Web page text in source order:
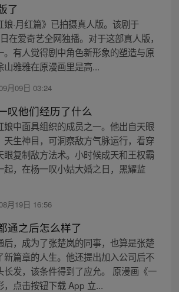
了
·月红篇》已拍摄真人版。该剧于
在爱奇艺全网独播。对于这部真人版，
。有人觉得剧中角色新形象的塑造与原
山雅雅在原漫画里是高...
月09日 03:24
叹他们经历了什么
娘中面具组织的成员之一。他出自天眼
天生神目，可洞察敌方气脉运行，看穿
眼复制敌方法术。小时候成天和王权霸
起，在杨一叹小姑大婚之日，黑耀监
月19日 16:56
通之后怎么样了
后，成为了张楚岚的同事，也算是张楚
新篇章的人生。他还提出加入公司后不
长发，该条件得到了应允。 原漫画《一
，点击按钮下载 App 立...